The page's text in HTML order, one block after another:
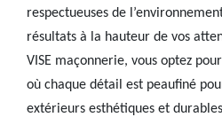
respectueuses de
résultats à la hauteur de vos
VISE maçonnerie, vous optez
où chaque détail est peaufiné
extérieurs esthétiques et